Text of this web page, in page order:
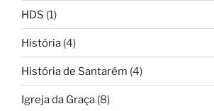
HDS (1)
História (4)
História de Santarém (4)
Igreja da Graça (8)